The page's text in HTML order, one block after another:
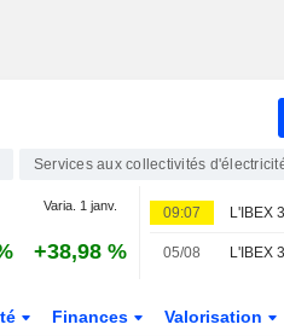
Services aux collectivités
Varia. 1 janv.
+38,98 %
09:07
05/08
Finances Valorisation